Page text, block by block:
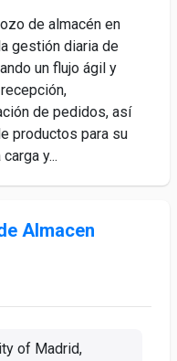
de almacén en
gestión diaria de
un flujo ágil y
de pedidos, así
productos para su
y...
Almacen
of Madrid,